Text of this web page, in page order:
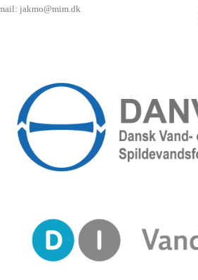
jakmo@mim.dk